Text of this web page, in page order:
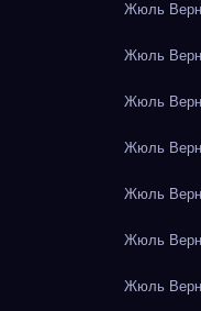
Жюль
Жюль
Жюль
Жюль
Жюль
Жюль
Жюль